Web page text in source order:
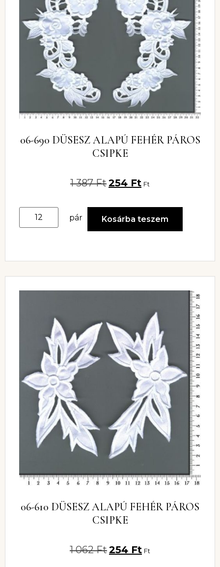
06-690 DÜSESZ ALAPÚ FEHÉR PÁROS
CSIPKE
1 387Ft254 Ft Ft
pár Kosárba teszem
06-610 DÜSESZ ALAPÚ FEHÉR PÁROS
CSIPKE
1 062Ft254 Ft Ft